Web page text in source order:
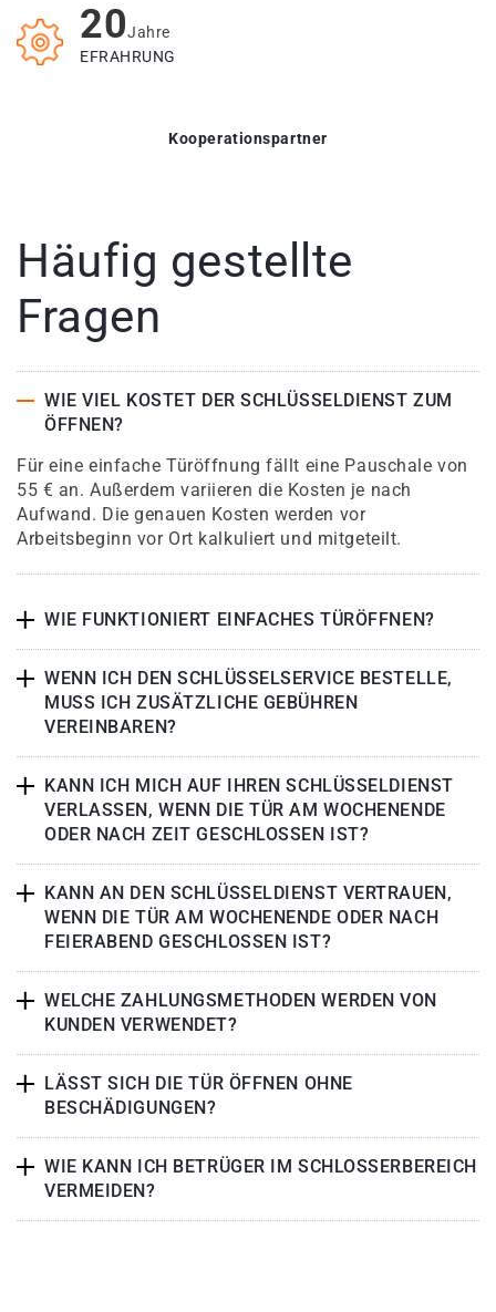
20Jahre
EFRAHRUNG
Kooperationspartner
Häufig gestellte
Fragen
WIE VIEL KOSTET DER SCHLÜSSELDIENST ZUM
ÖFFNEN?
Für eine einfache Türöffnung fällt eine Pauschale von
55 € an. Außerdem variieren die Kosten je nach
Aufwand. Die genauen Kosten werden vor
Arbeitsbeginn vor Ort kalkuliert und mitgeteilt.
WIE FUNKTIONIERT EINFACHES TÜRÖFFNEN?
WENN ICH DEN SCHLÜSSELSERVICE BESTELLE,
MUSS ICH ZUSÄTZLICHE GEBÜHREN
VEREINBAREN?
KANN ICH MICH AUF IHREN SCHLÜSSELDIENST
VERLASSEN, WENN DIE TÜR AM WOCHENENDE
ODER NACH ZEIT GESCHLOSSEN IST?
KANN AN DEN SCHLÜSSELDIENST VERTRAUEN,
WENN DIE TÜR AM WOCHENENDE ODER NACH
FEIERABEND GESCHLOSSEN IST?
WELCHE ZAHLUNGSMETHODEN WERDEN VON
KUNDEN VERWENDET?
LÄSST SICH DIE TÜR ÖFFNEN OHNE
BESCHÄDIGUNGEN?
WIE KANN ICH BETRÜGER IM SCHLOSSERBEREICH
VERMEIDEN?